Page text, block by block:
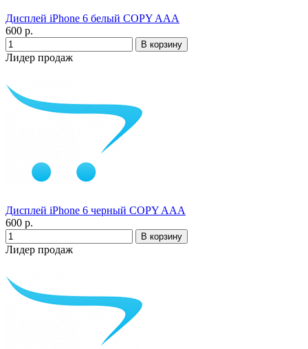
Дисплей iPhone 6 белый COPY AAA
600 р.
Лидер продаж
Дисплей iPhone 6 черный COPY AAA
600 р.
Лидер продаж